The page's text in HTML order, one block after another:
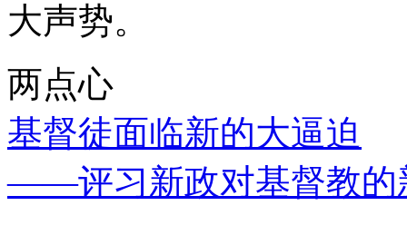
大声势。
两点心
基督徒面临新的大逼迫
——评习新政对基督教的